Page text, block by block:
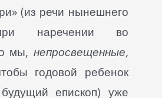
(из речи нынешнего
наречении во
мы, непросвещенные,
годовой ребенок
епископ) уже